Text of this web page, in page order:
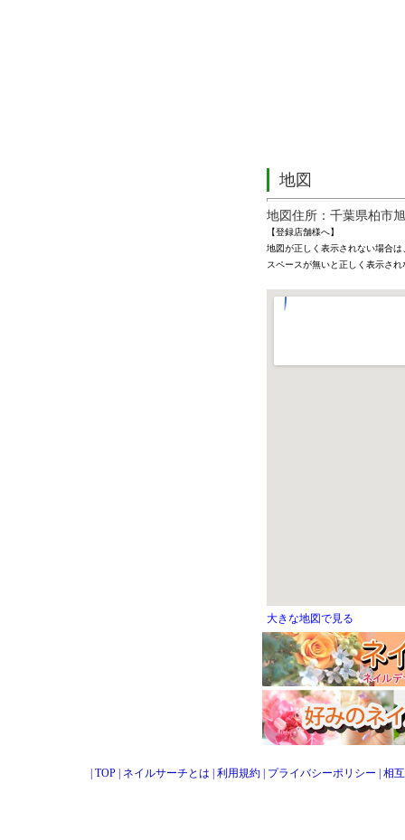
地図
地図住所：千葉県柏市
【登録店舗様へ】
地図が正しく表示されない場合
スペースが無いと正しく表示さ
大きな地図で見る
TOP ネイルサーチとは 利用規約 プライバシーポリシー 相